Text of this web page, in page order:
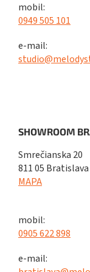
mobil:
0949 505 101
e-mail:
SHOWROOM
Smrečianska 20
811 05 Bratislava
MAPA
mobil:
0905 622 898
e-mail: